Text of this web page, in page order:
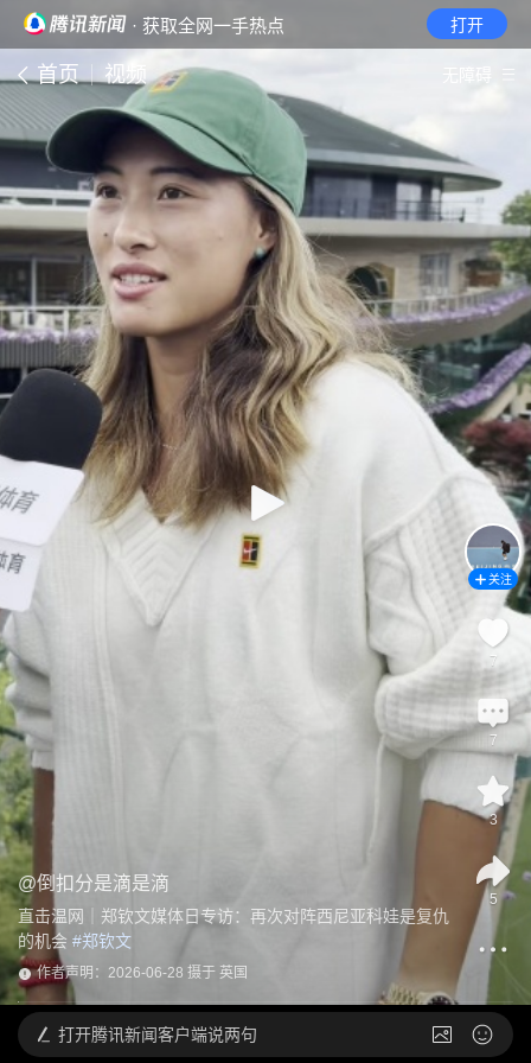
· 获取全网一手热点 打开
首页 视频
@倒扣分是滴是滴
直击温网｜郑钦文媒体日专访：再次对阵西尼亚科娃是复仇
的机会 #郑钦文
作者声明：2026-06-28 摄于 英国
关注
7
7
3
5
打开腾讯新闻客户端说两句